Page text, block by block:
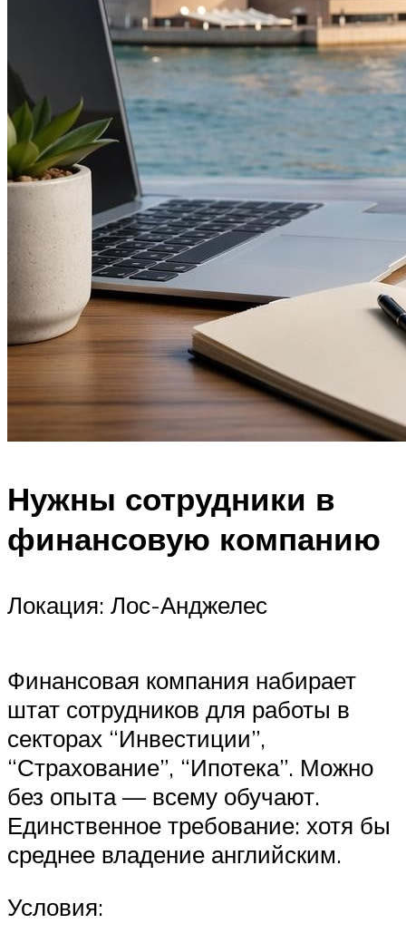
Нужны сотрудники в
финансовую компанию
Локация: Лос-Анджелес
Финансовая компания набирает
штат сотрудников для работы в
секторах “Инвестиции”,
“Страхование”, “Ипотека”. Можно
без опыта — всему обучают.
Единственное требование: хотя бы
среднее владение английским.
Условия: